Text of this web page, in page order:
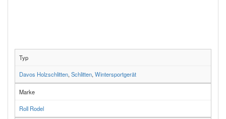
Typ
Davos Holzschlitten, Schlitten, Wintersportgerät
Marke
Roll Rodel